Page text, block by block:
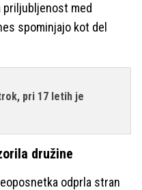
priljubljenost med
spominjajo kot del
pri 17 letih je
družine
odprla stran